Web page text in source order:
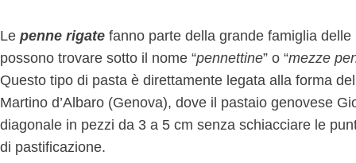
Le penne rigate fanno parte della grande famiglia
possono trovare sotto il nome “pennettine” o “mezze
Questo tipo di pasta è direttamente legata alla forma
Martino d’Albaro (Genova), dove il pastaio genovese
diagonale in pezzi da 3 a 5 cm senza schiacciare le
di pastificazione.